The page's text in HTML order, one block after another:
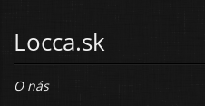
Locca.sk
O nás